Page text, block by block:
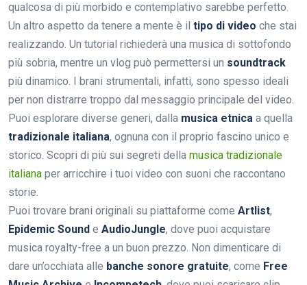
qualcosa di più morbido e contemplativo sarebbe perfetto.
Un altro aspetto da tenere a mente è il tipo di video che stai
realizzando. Un tutorial richiederà una musica di sottofondo
più sobria, mentre un vlog può permettersi un soundtrack
più dinamico. I brani strumentali, infatti, sono spesso ideali
per non distrarre troppo dal messaggio principale del video.
Puoi esplorare diverse generi, dalla musica etnica a quella
tradizionale italiana, ognuna con il proprio fascino unico e
storico. Scopri di più sui segreti della musica tradizionale
italiana per arricchire i tuoi video con suoni che raccontano
storie.
Puoi trovare brani originali su piattaforme come Artlist,
Epidemic Sound e AudioJungle, dove puoi acquistare
musica royalty-free a un buon prezzo. Non dimenticare di
dare un’occhiata alle banche sonore gratuite, come Free